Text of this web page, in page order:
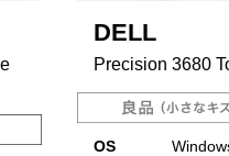
DELL
Precision 3680
OS